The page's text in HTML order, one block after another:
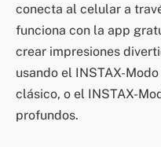
conecta al celular a
funciona con la app
crear impresiones
usando el INSTAX-
clásico, o el INSTAX-
profundos.